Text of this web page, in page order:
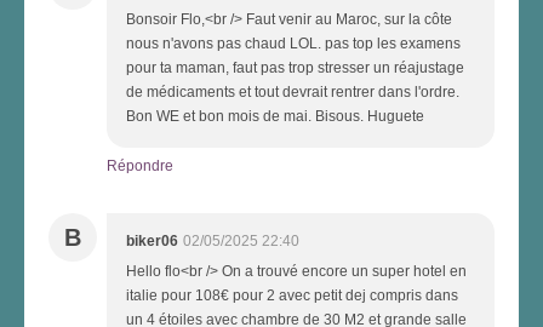
Bonsoir Flo,<br /> Faut venir au Maroc, sur la côte
nous n'avons pas chaud LOL. pas top les examens
pour ta maman, faut pas trop stresser un réajustage
de médicaments et tout devrait rentrer dans l'ordre.
Bon WE et bon mois de mai. Bisous. Huguete
Répondre
B biker06 02/05/2025 22:40
Hello flo<br /> On a trouvé encore un super hotel en
italie pour 108€ pour 2 avec petit dej compris dans
un 4 étoiles avec chambre de 30 M2 et grande salle